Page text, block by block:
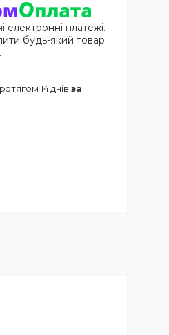
електронні платежі.
будь-який товар
14 днів за